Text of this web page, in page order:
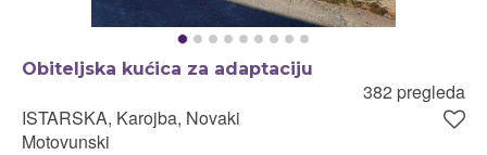
Obiteljska kućica za adaptaciju
382 pregleda
ISTARSKA, Karojba, Novaki
Motovunski